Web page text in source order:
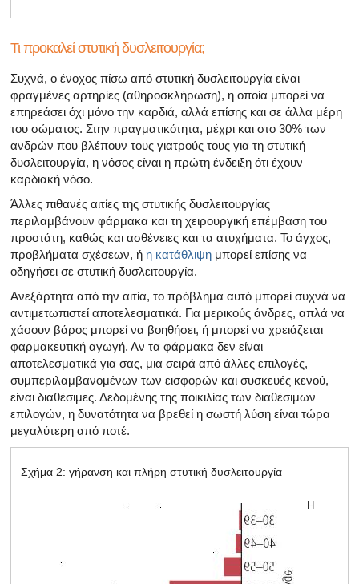
Τι προκαλεί στυτική δυσλειτουργία;
Συχνά, ο ένοχος πίσω από στυτική δυσλειτουργία είναι
φραγμένες αρτηρίες (αθηροσκλήρωση), η οποία μπορεί να
επηρεάσει όχι μόνο την καρδιά, αλλά επίσης και σε άλλα μέρη
του σώματος. Στην πραγματικότητα, μέχρι και στο 30% των
ανδρών που βλέπουν τους γιατρούς τους για τη στυτική
δυσλειτουργία, η νόσος είναι η πρώτη ένδειξη ότι έχουν
καρδιακή νόσο.
Άλλες πιθανές αιτίες της στυτικής δυσλειτουργίας
περιλαμβάνουν φάρμακα και τη χειρουργική επέμβαση του
προστάτη, καθώς και ασθένειες και τα ατυχήματα. Το άγχος,
προβλήματα σχέσεων, ή η κατάθλιψη μπορεί επίσης να
οδηγήσει σε στυτική δυσλειτουργία.
Ανεξάρτητα από την αιτία, το πρόβλημα αυτό μπορεί συχνά να
αντιμετωπιστεί αποτελεσματικά. Για μερικούς άνδρες, απλά να
χάσουν βάρος μπορεί να βοηθήσει, ή μπορεί να χρειάζεται
φαρμακευτική αγωγή. Αν τα φάρμακα δεν είναι
αποτελεσματικά για σας, μια σειρά από άλλες επιλογές,
συμπεριλαμβανομένων των εισφορών και συσκευές κενού,
είναι διαθέσιμες. Δεδομένης της ποικιλίας των διαθέσιμων
επιλογών, η δυνατότητα να βρεθεί η σωστή λύση είναι τώρα
μεγαλύτερη από ποτέ.
Σχήμα 2: γήρανση και πλήρη στυτική δυσλειτουργία
Η